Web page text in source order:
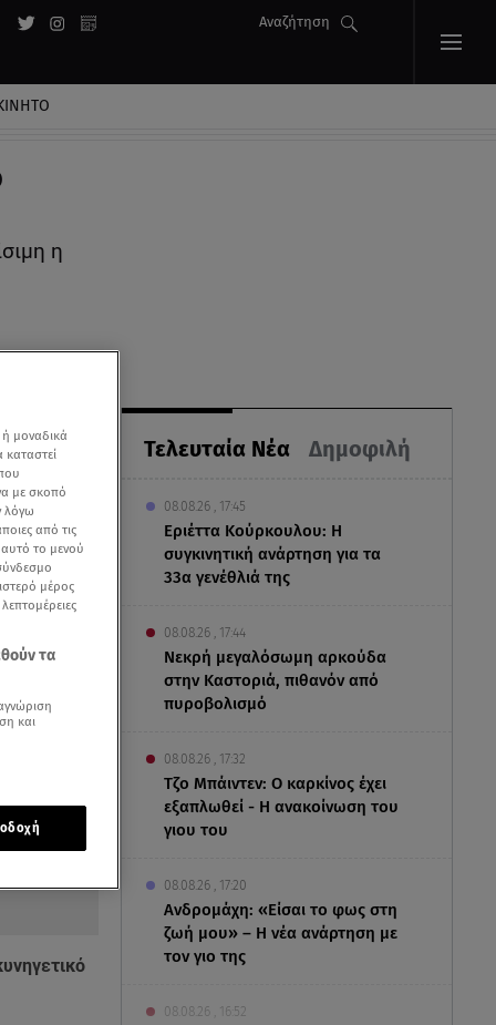
Αναζήτηση
η
Τελευταία Νέα Δημοφιλή
08.08.26 , 17:45
Εριέττα Κούρκουλου: Η
συγκινητική ανάρτηση για τα
33α γενέθλιά της
08.08.26 , 17:44
Νεκρή μεγαλόσωμη αρκούδα
στην Καστοριά, πιθανόν από
πυροβολισμό
08.08.26 , 17:32
Τζο Μπάιντεν: Ο καρκίνος έχει
εξαπλωθεί - Η ανακοίνωση του
γιου του
08.08.26 , 17:20
Ανδρομάχη: «Είσαι το φως στη
ζωή μου» – Η νέα ανάρτηση με
τον γιο της
08.08.26 , 16:52
μοναδικά
με σκοπό
λόγω
από τις
αυτό το μενού
μέρος
τα
και